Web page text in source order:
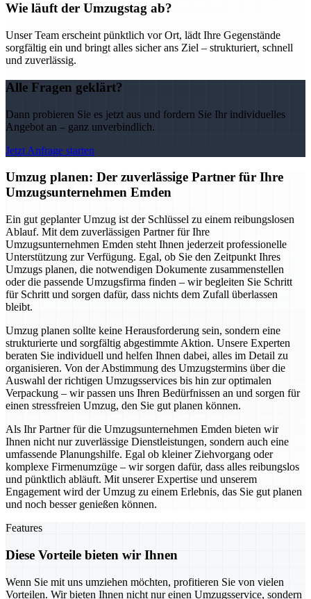
Wie läuft der Umzugstag ab?
Unser Team erscheint pünktlich vor Ort, lädt Ihre Gegenstände
sorgfältig ein und bringt alles sicher ans Ziel – strukturiert, schnell
und zuverlässig.
Alle Fragen geklärt?
Dann probieren Sie es jetzt aus und fordern Sie Ihr individuelles
Angebot an – ganz unverbindlich.
Jetzt Anfrage starten
Umzug planen: Der zuverlässige Partner für Ihre
Umzugsunternehmen Emden
Ein gut geplanter Umzug ist der Schlüssel zu einem reibungslosen
Ablauf. Mit dem zuverlässigen Partner für Ihre
Umzugsunternehmen Emden steht Ihnen jederzeit professionelle
Unterstützung zur Verfügung. Egal, ob Sie den Zeitpunkt Ihres
Umzugs planen, die notwendigen Dokumente zusammenstellen
oder die passende Umzugsfirma finden – wir begleiten Sie Schritt
für Schritt und sorgen dafür, dass nichts dem Zufall überlassen
bleibt.
Umzug planen sollte keine Herausforderung sein, sondern eine
strukturierte und sorgfältig abgestimmte Aktion. Unsere Experten
beraten Sie individuell und helfen Ihnen dabei, alles im Detail zu
organisieren. Von der Abstimmung des Umzugstermins über die
Auswahl der richtigen Umzugsservices bis hin zur optimalen
Verpackung – wir passen uns Ihren Bedürfnissen an und sorgen für
einen stressfreien Umzug, den Sie gut planen können.
Als Ihr Partner für die Umzugsunternehmen Emden bieten wir
Ihnen nicht nur zuverlässige Dienstleistungen, sondern auch eine
umfassende Planungshilfe. Egal ob kleiner Ziehvorgang oder
komplexe Firmenumzüge – wir sorgen dafür, dass alles reibungslos
und pünktlich abläuft. Mit unserer Expertise und unserem
Engagement wird der Umzug zu einem Erlebnis, das Sie gut planen
und noch besser genießen können.
Features
Diese Vorteile bieten wir Ihnen
Wenn Sie mit uns umziehen möchten, profitieren Sie von vielen
Vorteilen. Wir bieten Ihnen nicht nur einen Umzugsservice, sondern